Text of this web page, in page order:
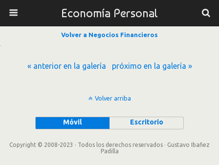
Economía Personal
Volver a Negocios Financieros
« anterior en la galería próximo en la galería »
Volver arriba
Móvil Escritorio
Copyright © 2008-2023 · Todos los derechos reservados · Gustavo Ibañez
Padilla